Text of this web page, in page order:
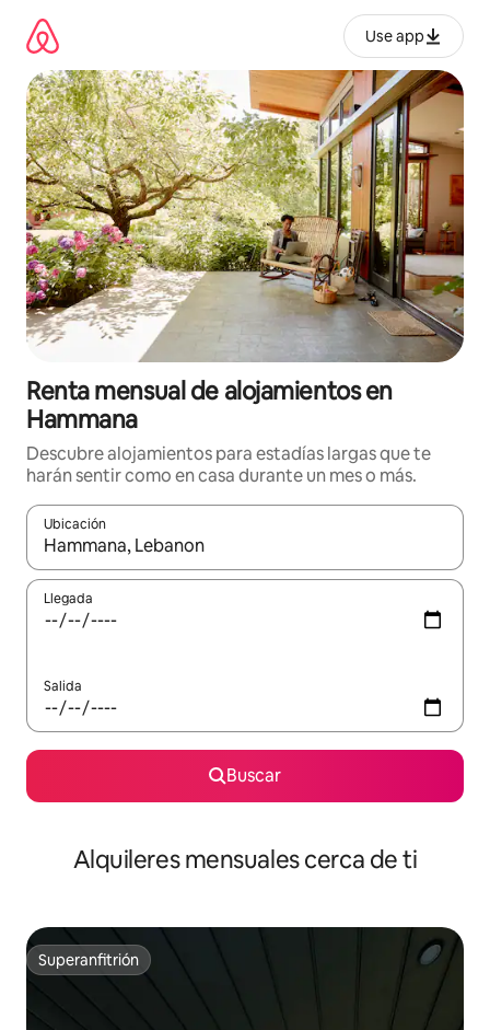
contenido
Use app
Renta mensual de alojamientos en
Hammana
Descubre alojamientos para estadías largas que te
harán sentir como en casa durante un mes o más.
Ubicación
Cuando los resultados estén disponibles, navega con las
Llegada
Salida
Buscar
Alquileres mensuales cerca de ti
Superanfitrión
Superanfitrión